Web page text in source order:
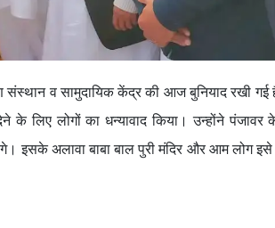
संस्थान व सामुदायिक केंद्र की आज बुनियाद रखी
के लिए लोगों का धन्यावाद किया। उन्होंने
इसके अलावा बाबा बाल पुरी मंदिर और आम लोग